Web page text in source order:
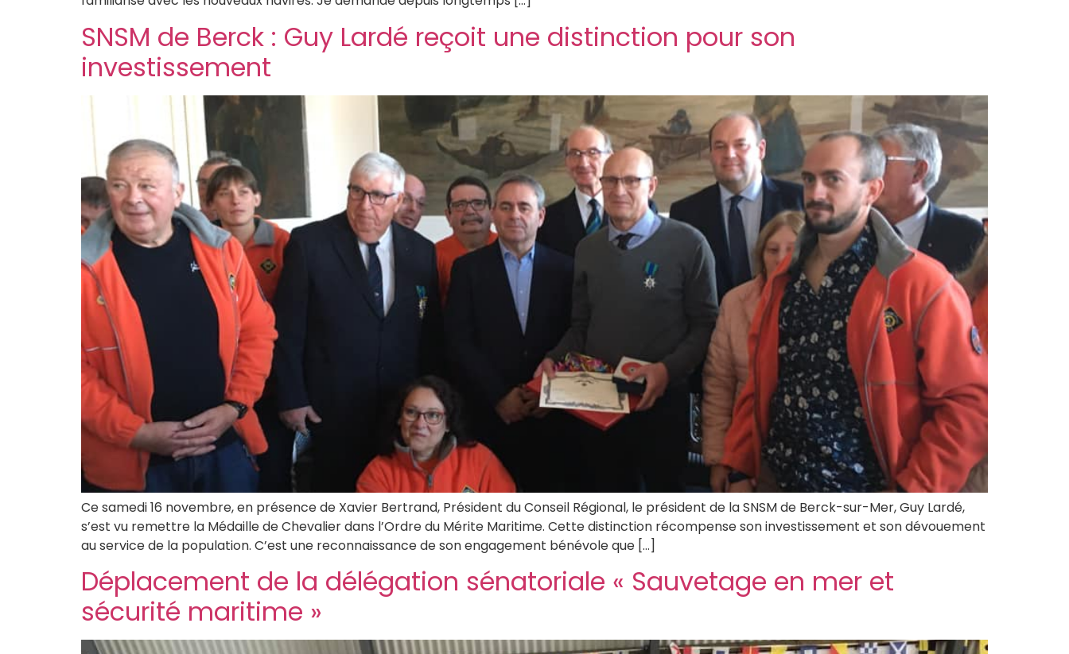
SNSM de Berck : Guy Lardé reçoit une distinction pour son
investissement
Ce samedi 16 novembre, en présence de Xavier Bertrand, Président du Conseil Régional, le président de la SNSM de Berck-sur-Mer, Guy Lardé,
s’est vu remettre la Médaille de Chevalier dans l’Ordre du Mérite Maritime. Cette distinction récompense son investissement et son dévouement
au service de la population. C’est une reconnaissance de son engagement bénévole que […]
Déplacement de la délégation sénatoriale « Sauvetage en mer et
sécurité maritime »